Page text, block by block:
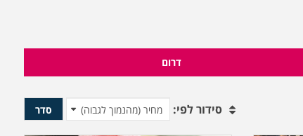
דרום
סידור לפי: סדר